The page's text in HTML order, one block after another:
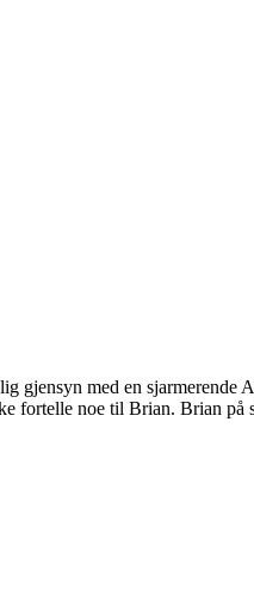
gjensyn med en sjarmerende
fortelle noe til Brian. Brian på